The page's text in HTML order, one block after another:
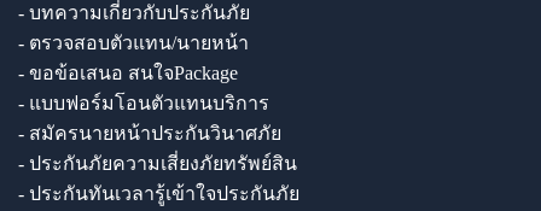
- บทความเกี่ยวกับประกันภัย
- ตรวจสอบตัวแทน/นายหน้า
- ขอข้อเสนอ สนใจPackage
- แบบฟอร์มโอนตัวแทนบริการ
- สมัครนายหน้าประกันวินาศภัย
- ประกันภัยความเสี่ยงภัยทรัพย์สิน
- ประกันทันเวลารู้เข้าใจประกันภัย